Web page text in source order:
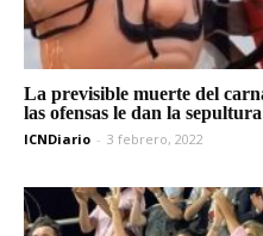
La previsible muerte del
las ofensas le dan la sepultura
ICNDiario - 3 febrero, 2022